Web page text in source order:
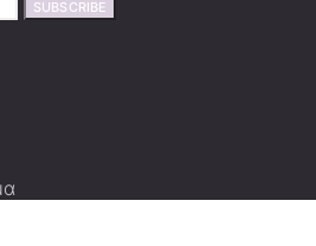
SUBSCRIBE